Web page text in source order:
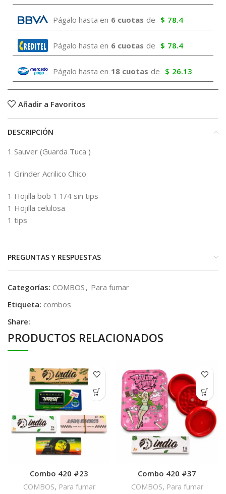
Págalo hasta en 6 cuotas de $ 78.4
Págalo hasta en 6 cuotas de $ 78.4
Págalo hasta en 18 cuotas de $ 26.13
Añadir a Favoritos
DESCRIPCIÓN
1 Sauver (Guarda Tuca )
1 Grinder Acrilico Chico
1 Hojilla bob 1 1/4 sin tips
1 Hojilla celulosa
1 tips
PREGUNTAS Y RESPUESTAS
Categorías: COMBOS , Para fumar
Etiqueta: combos
Share:
PRODUCTOS RELACIONADOS
Combo 420 #23
COMBOS, Para fumar
Combo 420 #37
COMBOS, Para fumar